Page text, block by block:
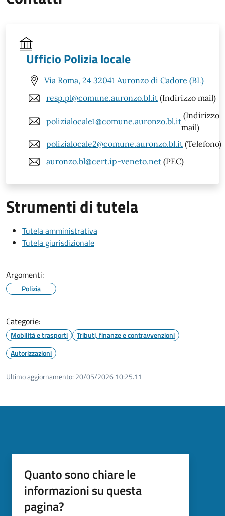
Ufficio Polizia locale
Via Roma, 24 32041 Auronzo di Cadore (BL)
resp.pl@comune.auronzo.bl.it (Indirizzo mail)
polizialocale1@comune.auronzo.bl.it
(Indirizzo
mail)
polizialocale2@comune.auronzo.bl.it (Telefono)
auronzo.bl@cert.ip-veneto.net (PEC)
Strumenti di tutela
Tutela amministrativa
Tutela giurisdizionale
Argomenti:
Polizia
Categorie:
Mobilità e trasporti
Tributi, finanze e contravvenzioni
Autorizzazioni
Ultimo aggiornamento: 20/05/2026 10:25.11
Quanto sono chiare le
informazioni su questa
pagina?